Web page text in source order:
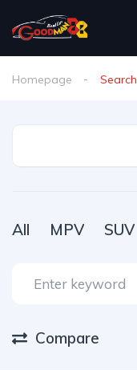
Homepage Search
All MPV SUV
Compare